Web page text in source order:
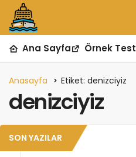
Ana Sayfa Örnek Test
Anasayfa Etiket: denizciyiz
denizciyiz
SON YAZILAR